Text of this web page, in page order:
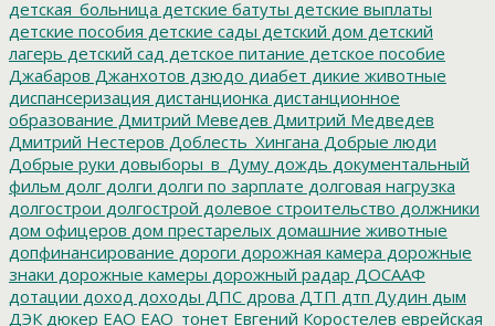
детская_больница детские батуты детские выплаты
детские пособия детские сады детский дом детский
лагерь детский сад детское питание детское пособие
Джабаров Джанхотов дзюдо диабет дикие животные
диспансеризация дистанционка дистанционное
образование Дмитрий Меведев Дмитрий Медведев
Дмитрий Нестеров Доблесть_Хингана Добрые люди
Добрые руки довыборы_в_Думу дождь документальный
фильм долг долги долги по зарплате долговая нагрузка
долгострои долгострой долевое строительство должники
дом офицеров дом престарелых домашние животные
допфинансирование дороги дорожная камера дорожные
знаки дорожные камеры дорожный радар ДОСААФ
дотации доход доходы ДПС дрова ДТП дтп Дудин дым
ДЭК дюкер ЕАО ЕАО_тонет Евгений Коростелев еврейская